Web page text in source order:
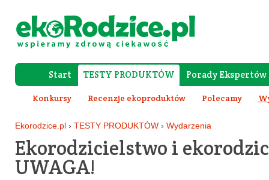
Start TESTY PRODUKTÓW Porady Ekspertów
Forum
Konkursy Recenzje ekoproduktów Polecamy
Ekorodzice.pl › TESTY PRODUKTÓW › Wydarzenia
Ekorodzicielstwo i
UWAGA!